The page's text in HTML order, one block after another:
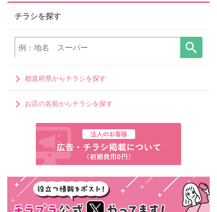
チラシを探す
都道府県からチラシを探す
お店の名前からチラシを探す